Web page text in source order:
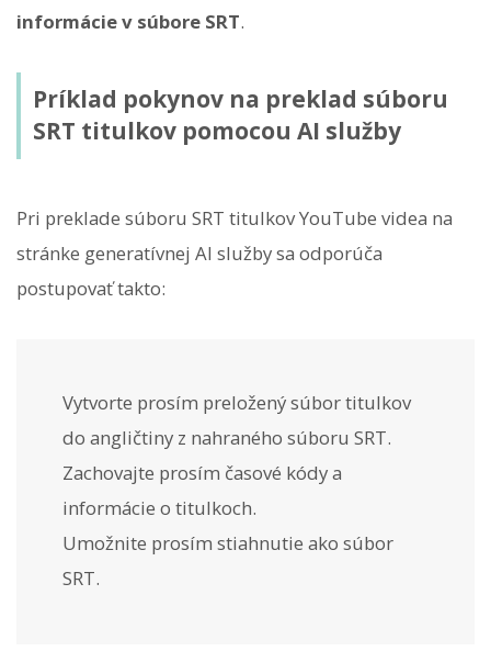
informácie v súbore SRT.
Príklad pokynov na preklad súboru
SRT titulkov pomocou AI služby
Pri preklade súboru SRT titulkov YouTube videa na
stránke generatívnej AI služby sa odporúča
postupovať takto:
Vytvorte prosím preložený súbor titulkov
do angličtiny z nahraného súboru SRT.
Zachovajte prosím časové kódy a
informácie o titulkoch.
Umožnite prosím stiahnutie ako súbor
SRT.